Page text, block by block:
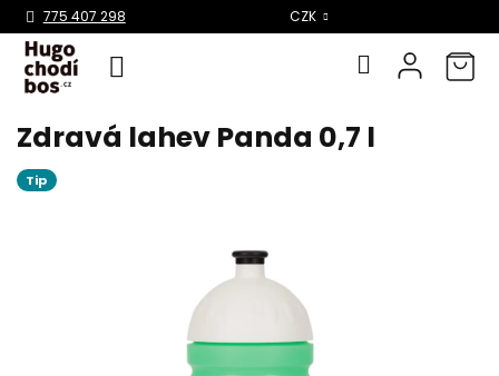
Přejít
na
obsah
775 407 298 CZK
Zdravá lahev Panda 0,7 l
Tip